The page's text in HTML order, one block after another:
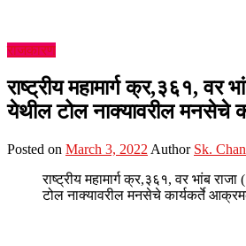
राजकारण
राष्ट्रीय महामार्ग क्र,३६१, वर
येथील टोल नाक्यावरील मनसेचे
Posted on March 3, 2022 Author Sk.
राष्ट्रीय महामार्ग क्र,३६१, वर भांब
टोल नाक्यावरील मनसेचे कार्यकर्ते